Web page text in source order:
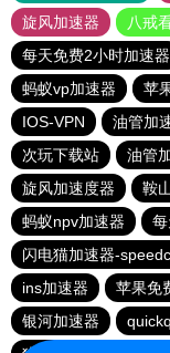
旋风加速器
八戒
每天免费2小时加速器
蚂蚁vp加速器
苹
IOS-VPN
油管加
次玩下载站
油管
旋风加速度器
鞍
蚂蚁npv加速器
闪电猫加速器-
ins加速器
苹果免
银河加速器
quickq